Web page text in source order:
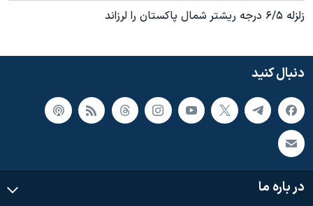
زلزله ۶/۵ درجه ريشتر شمال پاکستان را لرزاند
دنبال کنید
در باره ما